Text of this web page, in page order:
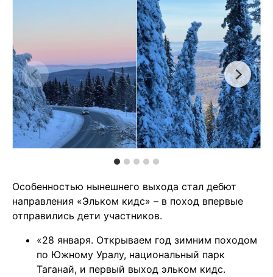
Особенностью нынешнего выхода стал дебют
направления «Эльком кидс» – в поход впервые
отправились дети участников.
«28 января. Открываем год зимним походом
по Южному Уралу, национальный парк
Таганай, и первый выход эльком кидс.